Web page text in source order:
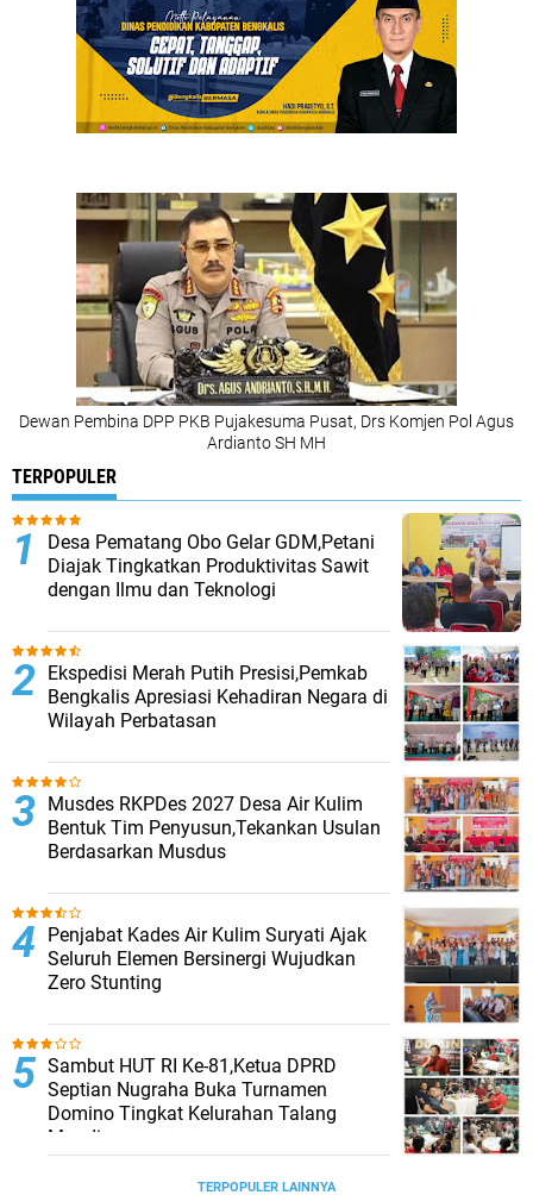
Dewan Pembina DPP PKB Pujakesuma Pusat, Drs Komjen Pol Agus
Ardianto SH MH
TERPOPULER
Desa Pematang Obo Gelar GDM,Petani
Diajak Tingkatkan Produktivitas Sawit
dengan Ilmu dan Teknologi
Ekspedisi Merah Putih Presisi,Pemkab
Bengkalis Apresiasi Kehadiran Negara di
Wilayah Perbatasan
Musdes RKPDes 2027 Desa Air Kulim
Bentuk Tim Penyusun,Tekankan Usulan
Berdasarkan Musdus
Penjabat Kades Air Kulim Suryati Ajak
Seluruh Elemen Bersinergi Wujudkan
Zero Stunting
Sambut HUT RI Ke-81,Ketua DPRD
Septian Nugraha Buka Turnamen
Domino Tingkat Kelurahan Talang
Mandi
TERPOPULER LAINNYA